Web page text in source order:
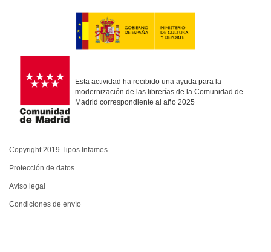
Esta actividad ha recibido una ayuda para la
modernización de las librerías de la Comunidad de
Madrid correspondiente al año 2025
Copyright 2019 Tipos Infames
Protección de datos
Aviso legal
Condiciones de envío